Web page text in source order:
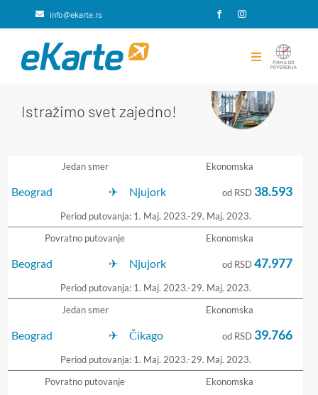
info@ekarte.rs
Toggle
Rezervacije avio karata
Kontakt
Istražimo svet zajedno!
Jedan smer
Beograd Njujork
Ekonomska
Period putovanja: 1. Maj. 2023.-29. Maj. 2023.
od RSD 38.593
Povratno putovanje
Beograd Njujork
Ekonomska
Period putovanja: 1. Maj. 2023.-29. Maj. 2023.
od RSD47.977
Jedan smer
Beograd Čikago
Ekonomska
Period putovanja: 1. Maj. 2023.-29. Maj. 2023.
od RSD 39.766
Povratno putovanje Ekonomska